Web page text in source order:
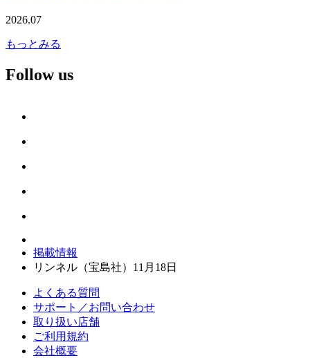
2026.07
もっとみる
Follow us
掲載情報
リンネル（宝島社）11月18日
よくある質問
サポート／お問い合わせ
取り扱い店舗
ご利用規約
会社概要